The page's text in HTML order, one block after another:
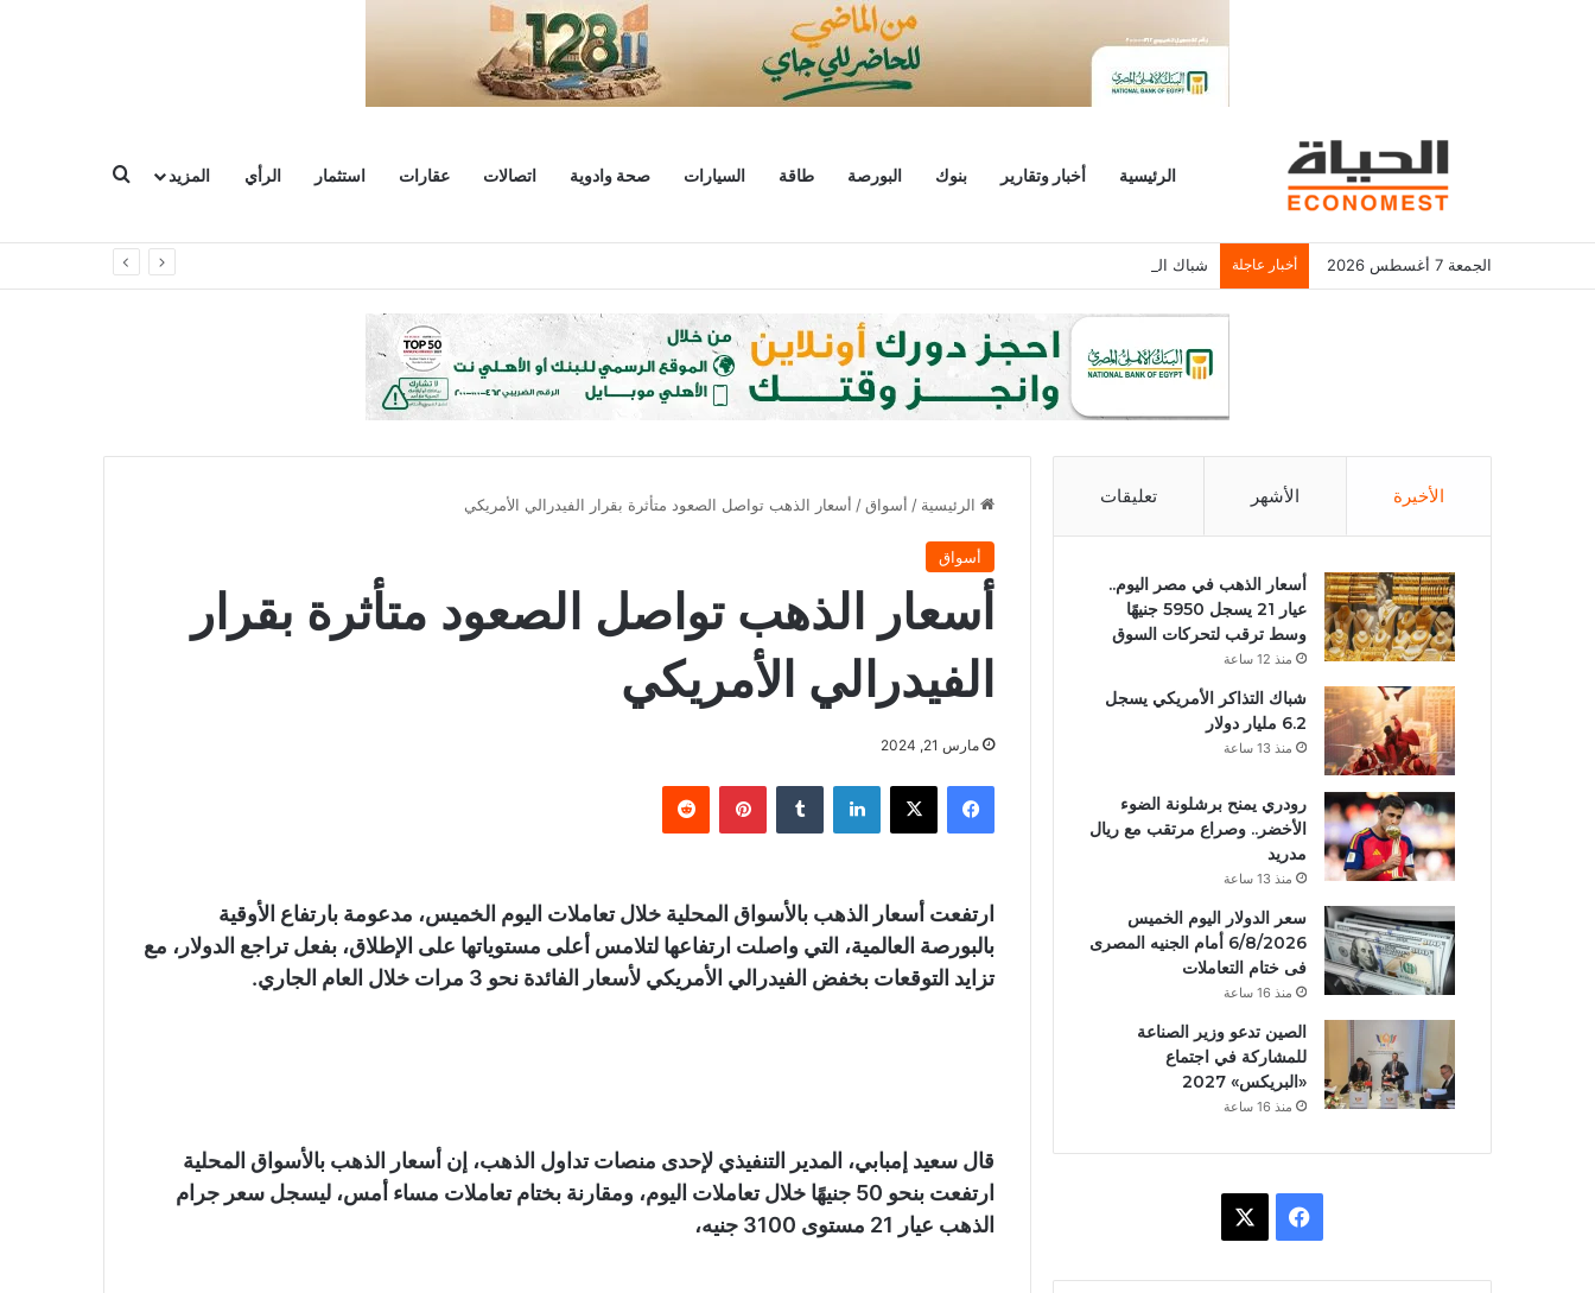
الرئيسية أخبار وتقارير بنوك البورصة طاقة السيارات صحة وادوية اتصالات عقارات استثمار الرأي المزيد
الجمعة 7 أغسطس 2026 أخبار عاجلة شباك التذاكر الأمريكي يسجل 6.2 مليار دولار
الرئيسية / أسواق/ أسعار الذهب تواصل الصعود متأثرة بقرار الفيدرالي الأمريكي
أسواق
أسعار الذهب تواصل الصعود متأثرة بقرار
الفيدرالي الأمريكي
مارس 21, 2024
فيسبوك لينكدإن بينتيريست
ارتفعت أسعار الذهب بالأسواق المحلية خلال تعاملات اليوم الخميس، مدعومة بارتفاع الأوقية
بالبورصة العالمية، التي واصلت ارتفاعها لتلامس أعلى مستوياتها على الإطلاق، بفعل تراجع الدولار، مع
تزايد التوقعات بخفض الفيدرالي الأمريكي لأسعار الفائدة نحو 3 مرات خلال العام الجاري.
قال سعيد إمبابي، المدير التنفيذي لإحدى منصات تداول الذهب، إن أسعار الذهب بالأسواق المحلية
ارتفعت بنحو 50 جنيهًا خلال تعاملات اليوم، ومقارنة بختام تعاملات مساء أمس، ليسجل سعر جرام
الذهب عيار 21 مستوى 3100 جنيه،
الأخيرة الأشهر تعليقات
أسعار الذهب في مصر اليوم..
عيار 21 يسجل 5950 جنيهًا
وسط ترقب لتحركات السوق
منذ 12 ساعة
شباك التذاكر الأمريكي يسجل
6.2 مليار دولار
منذ 13 ساعة
رودري يمنح برشلونة الضوء
الأخضر.. وصراع مرتقب مع ريال
مدريد
منذ 13 ساعة
سعر الدولار اليوم الخميس
6/8/2026 أمام الجنيه المصرى
فى ختام التعاملات
منذ 16 ساعة
الصين تدعو وزير الصناعة
للمشاركة في اجتماع
«البريكس» 2027
منذ 16 ساعة